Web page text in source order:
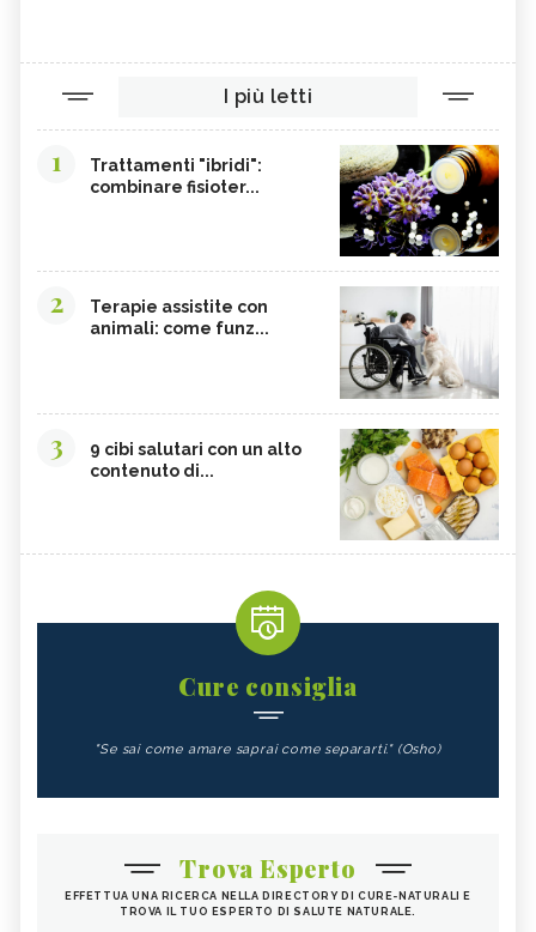
I più letti
1
Trattamenti "ibridi":
combinare fisioter...
2
Terapie assistite con
animali: come funz...
3
9 cibi salutari con un alto
contenuto di...
Cure consiglia
"Se sai come amare saprai come separarti." (Osho)
Trova Esperto
EFFETTUA UNA RICERCA NELLA DIRECTORY DI CURE-NATURALI E
TROVA IL TUO ESPERTO DI SALUTE NATURALE.